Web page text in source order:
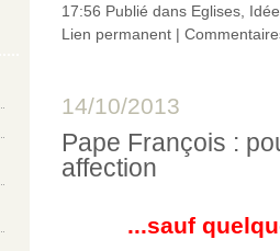
17:56 Publié dans Eglises
Lien permanent |
14/10/2013
Pape François :
affection
...sauf